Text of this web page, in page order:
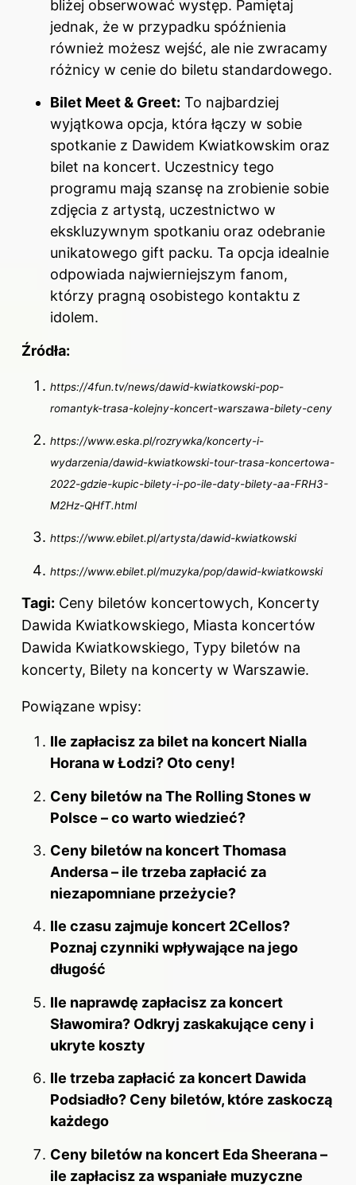
bliżej obserwować występ. Pamiętaj
jednak, że w przypadku spóźnienia
również możesz wejść, ale nie zwracamy
różnicy w cenie do biletu standardowego.
Bilet Meet & Greet: To najbardziej
wyjątkowa opcja, która łączy w sobie
spotkanie z Dawidem Kwiatkowskim oraz
bilet na koncert. Uczestnicy tego
programu mają szansę na zrobienie sobie
zdjęcia z artystą, uczestnictwo w
ekskluzywnym spotkaniu oraz odebranie
unikatowego gift packu. Ta opcja idealnie
odpowiada najwierniejszym fanom,
którzy pragną osobistego kontaktu z
idolem.
Źródła:
https://4fun.tv/news/dawid-kwiatkowski-pop-
romantyk-trasa-kolejny-koncert-warszawa-bilety-ceny
https://www.eska.pl/rozrywka/koncerty-i-
wydarzenia/dawid-kwiatkowski-tour-trasa-koncertowa-
2022-gdzie-kupic-bilety-i-po-ile-daty-bilety-aa-FRH3-
M2Hz-QHfT.html
https://www.ebilet.pl/artysta/dawid-kwiatkowski
https://www.ebilet.pl/muzyka/pop/dawid-kwiatkowski
Tagi: Ceny biletów koncertowych, Koncerty
Dawida Kwiatkowskiego, Miasta koncertów
Dawida Kwiatkowskiego, Typy biletów na
koncerty, Bilety na koncerty w Warszawie.
Powiązane wpisy:
Ile zapłacisz za bilet na koncert Nialla
Horana w Łodzi? Oto ceny!
Ceny biletów na The Rolling Stones w
Polsce – co warto wiedzieć?
Ceny biletów na koncert Thomasa
Andersa – ile trzeba zapłacić za
niezapomniane przeżycie?
Ile czasu zajmuje koncert 2Cellos?
Poznaj czynniki wpływające na jego
długość
Ile naprawdę zapłacisz za koncert
Sławomira? Odkryj zaskakujące ceny i
ukryte koszty
Ile trzeba zapłacić za koncert Dawida
Podsiadło? Ceny biletów, które zaskoczą
każdego
Ceny biletów na koncert Eda Sheerana –
ile zapłacisz za wspaniałe muzyczne